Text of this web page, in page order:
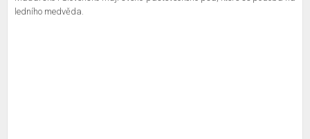
ledního medvěda.